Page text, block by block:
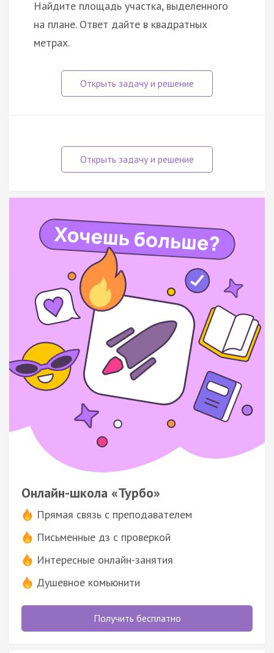
Найдите площадь участка, выделенного
на плане. Ответ дайте в квадратных
метрах.
Онлайн-школа «Турбо»
Прямая связь с преподавателем
Письменные дз с проверкой
Интересные онлайн-занятия
Душевное комьюнити
Получить бесплатно